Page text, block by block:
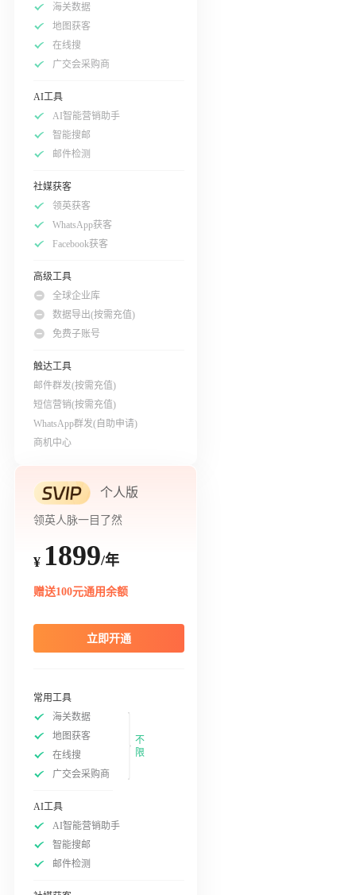
海关数据
地图获客
在线搜
广交会采购商
AI工具
AI智能营销助手
智能搜邮
邮件检测
社媒获客
领英获客
WhatsApp获客
Facebook获客
高级工具
全球企业库
数据导出(按需充值)
免费子账号
触达工具
邮件群发(按需充值)
短信营销(按需充值)
WhatsApp群发(自助申请)
商机中心
个人版
领英人脉一目了然
¥ 1899/年
赠送100元通用余额
立即开通
常用工具
海关数据
地图获客
在线搜
广交会采购商
不
限
AI工具
AI智能营销助手
智能搜邮
邮件检测